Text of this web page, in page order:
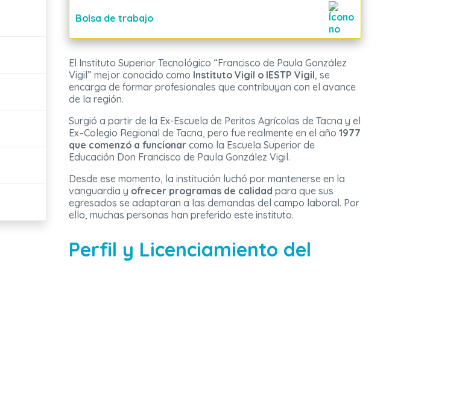
Bolsa de trabajo
El Instituto Superior Tecnológico “Francisco de Paula González
Vigil” mejor conocido como Instituto Vigil o IESTP Vigil, se
encarga de formar profesionales que contribuyan con el avance
de la región.
Surgió a partir de la Ex-Escuela de Peritos Agrícolas de Tacna y el
Ex–Colegio Regional de Tacna, pero fue realmente en el año 1977
que comenzó a funcionar como la Escuela Superior de
Educación Don Francisco de Paula González Vigil.
Desde ese momento, la institución luchó por mantenerse en la
vanguardia y ofrecer programas de calidad para que sus
egresados se adaptaran a las demandas del campo laboral. Por
ello, muchas personas han preferido este instituto.
Perfil y Licenciamiento del